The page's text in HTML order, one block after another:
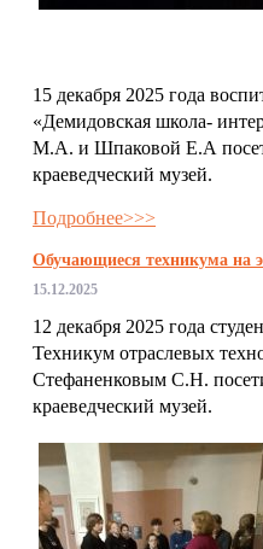
15 декабря 2025 года
«Демидовская школа-
М.А. и Шпаковой Е.А
краеведческий музей.
Подробнее>>>
Обучающиеся техникума на
15.12.2025
12 декабря 2025 года
Техникум отраслевых
Стефаненковым С.Н.
краеведческий музей.